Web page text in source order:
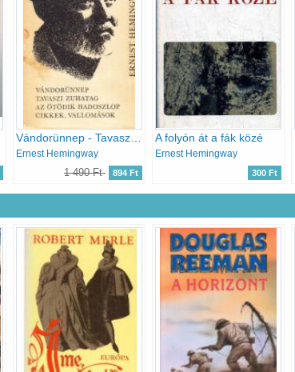
Vándorünnep - Tavaszi zuhatag - Az ötödik hadoszlop - Cikkek, vallomások (Ernest Hemingway művei 6.)
Ernest Hemingway
1 490 Ft 894 Ft
A folyón át a fák közé
Ernest Hemingway
300 Ft